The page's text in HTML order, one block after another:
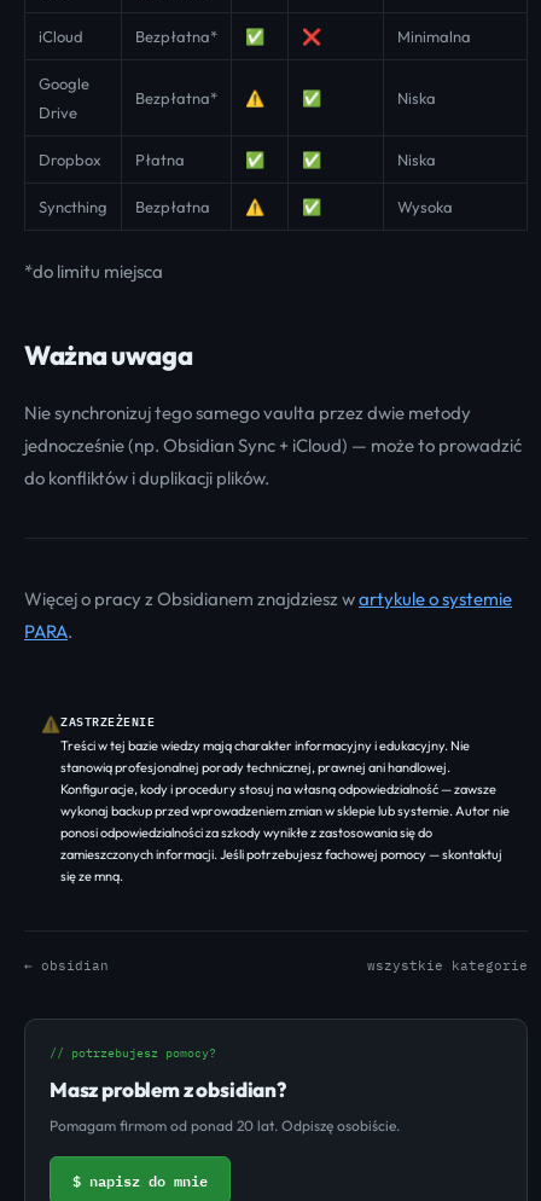
iCloud Bezpłatna* ✅ ❌ Minimalna
Google
Drive
Bezpłatna* ⚠️ ✅ Niska
Dropbox Płatna ✅ ✅ Niska
Syncthing Bezpłatna ⚠️ ✅ Wysoka
*do limitu miejsca
Ważna uwaga
Nie synchronizuj tego samego vaulta przez dwie metody
jednocześnie (np. Obsidian Sync + iCloud) — może to prowadzić
do konfliktów i duplikacji plików.
Więcej o pracy z Obsidianem znajdziesz wartykule o systemie
PARA.
⚠ZASTRZEŻENIE
Treści w tej bazie wiedzy mają charakter informacyjny i edukacyjny. Nie
stanowią profesjonalnej porady technicznej, prawnej ani handlowej.
Konfiguracje, kody i procedury stosuj na własną odpowiedzialność — zawsze
wykonaj backup przed wprowadzeniem zmian w sklepie lub systemie. Autor nie
ponosi odpowiedzialności za szkody wynikłe z zastosowania się do
zamieszczonych informacji. Jeśli potrzebujesz fachowej pomocy —skontaktuj
się ze mną.
← obsidian wszystkie kategorie
// potrzebujesz pomocy?
Masz problem z obsidian?
Pomagam firmom od ponad 20 lat. Odpiszę osobiście.
$ napisz do mnie